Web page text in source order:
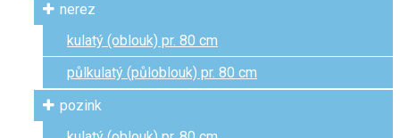
nerez
kulatý (oblouk) pr. 80 cm
půlkulatý (půloblouk) pr. 80 cm
pozink